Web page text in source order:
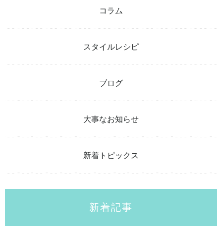
コラム
スタイルレシピ
ブログ
大事なお知らせ
新着トピックス
新着記事